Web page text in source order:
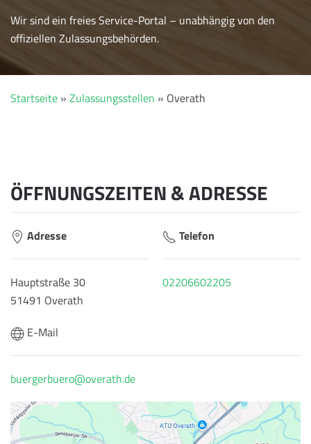
Wir sind ein freies Service-Portal – unabhängig von den
offiziellen Zulassungsbehörden.
Startseite » Zulassungsstellen » Overath
ÖFFNUNGSZEITEN & ADRESSE
Adresse
Hauptstraße 30
51491 Overath
Telefon
02206602205
E-Mail
buergerbuero@overath.de